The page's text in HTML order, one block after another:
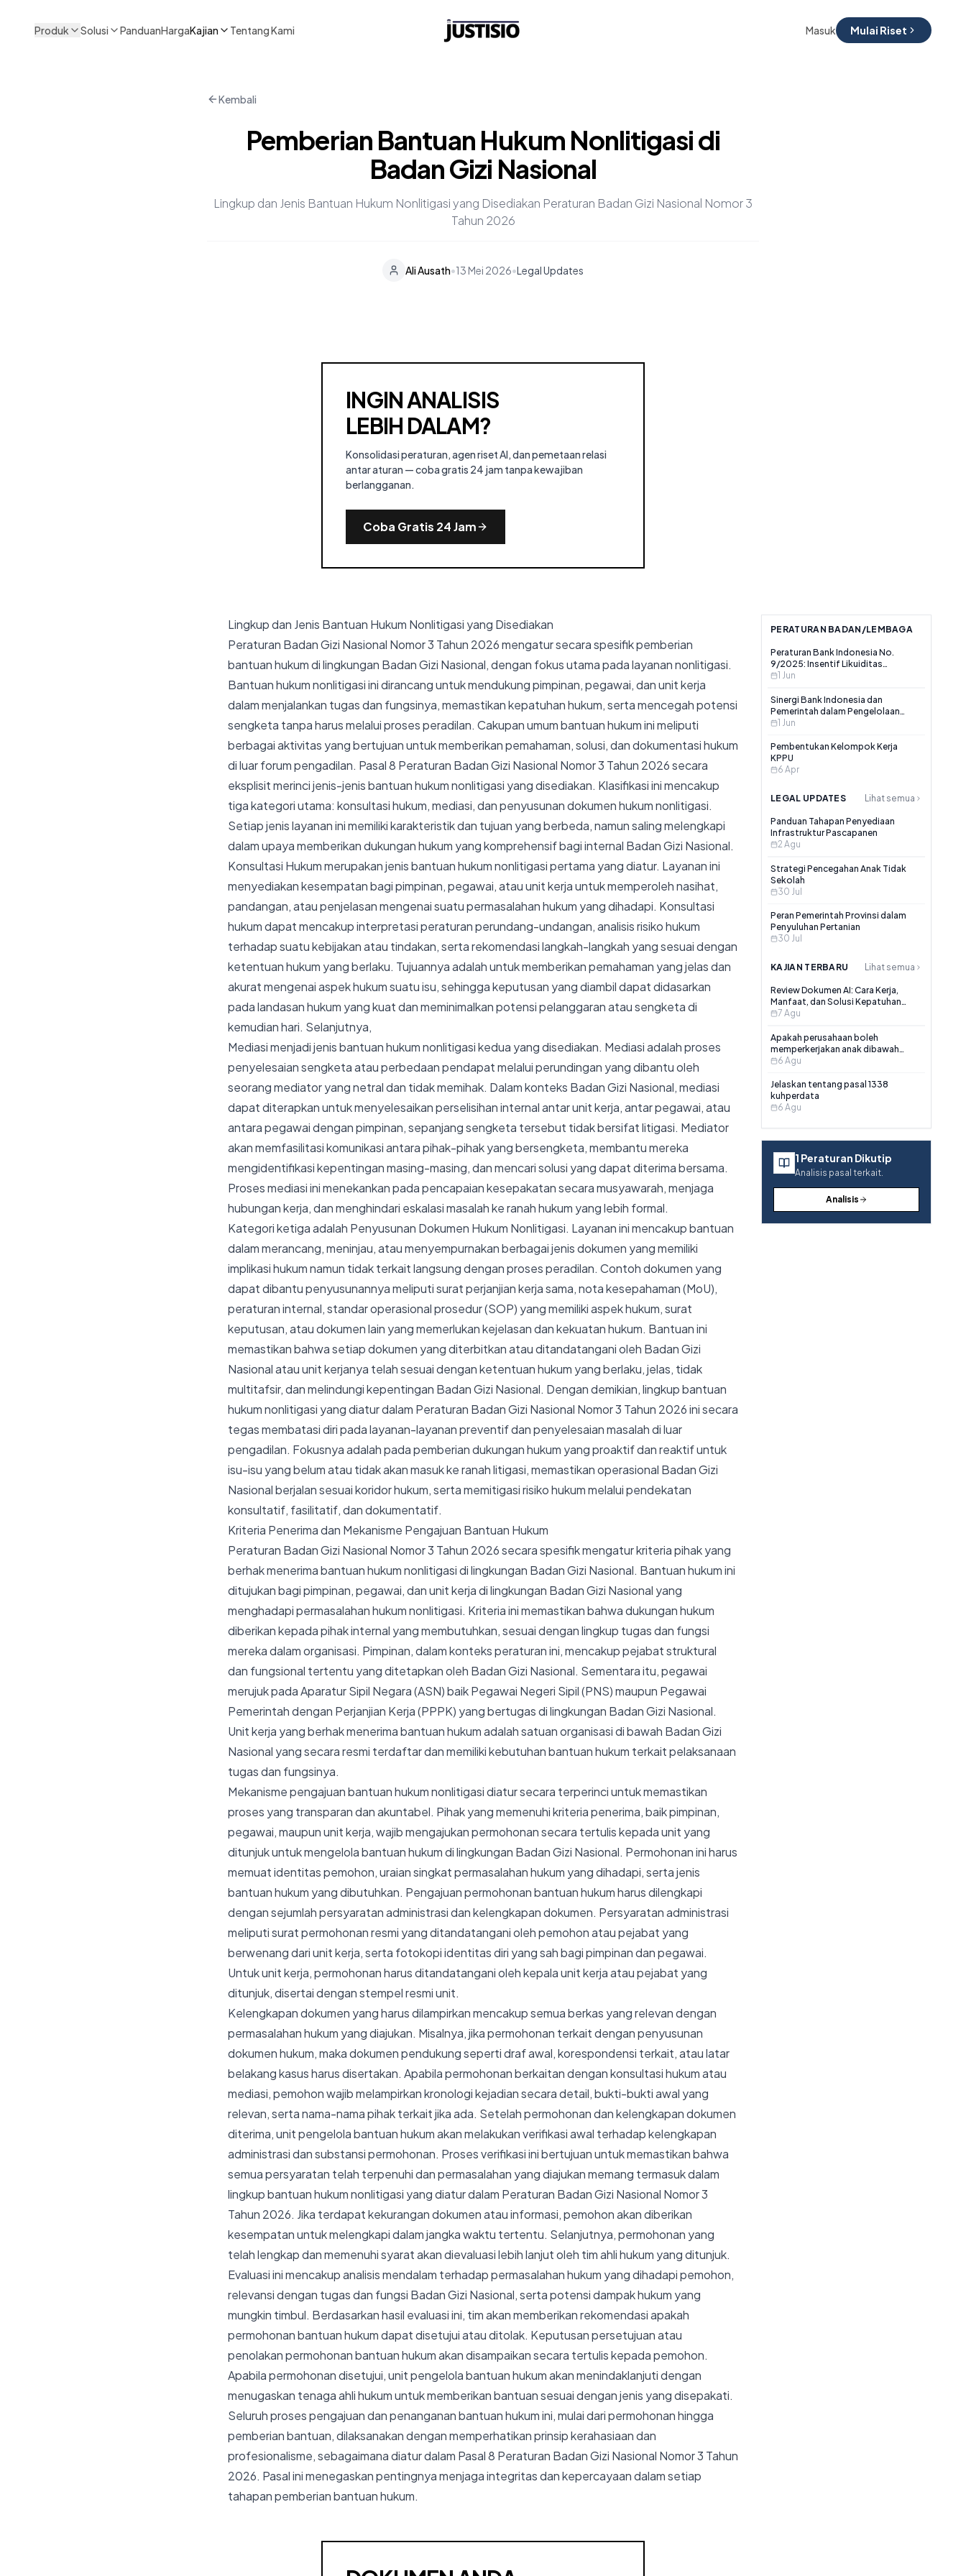
Produk Solusi PanduanHargaKajian Tentang Kami Masuk Mulai Riset
Kembali
Pemberian Bantuan Hukum Nonlitigasi di
Badan Gizi Nasional
Lingkup dan Jenis Bantuan Hukum Nonlitigasi yang Disediakan Peraturan Badan Gizi Nasional Nomor 3
Tahun 2026
Ali Ausath•13 Mei 2026•Legal Updates
INGIN ANALISIS
LEBIH DALAM?
Konsolidasi peraturan, agen riset AI, dan pemetaan relasi
antar aturan — coba gratis 24 jam tanpa kewajiban
berlangganan.
Coba Gratis 24 Jam
Lingkup dan Jenis Bantuan Hukum Nonlitigasi yang Disediakan
Peraturan Badan Gizi Nasional Nomor 3 Tahun 2026 mengatur secara spesifik pemberian
bantuan hukum di lingkungan Badan Gizi Nasional, dengan fokus utama pada layanan nonlitigasi.
Bantuan hukum nonlitigasi ini dirancang untuk mendukung pimpinan, pegawai, dan unit kerja
dalam menjalankan tugas dan fungsinya, memastikan kepatuhan hukum, serta mencegah potensi
sengketa tanpa harus melalui proses peradilan. Cakupan umum bantuan hukum ini meliputi
berbagai aktivitas yang bertujuan untuk memberikan pemahaman, solusi, dan dokumentasi hukum
di luar forum pengadilan. Pasal 8 Peraturan Badan Gizi Nasional Nomor 3 Tahun 2026 secara
eksplisit merinci jenis-jenis bantuan hukum nonlitigasi yang disediakan. Klasifikasi ini mencakup
tiga kategori utama: konsultasi hukum, mediasi, dan penyusunan dokumen hukum nonlitigasi.
Setiap jenis layanan ini memiliki karakteristik dan tujuan yang berbeda, namun saling melengkapi
dalam upaya memberikan dukungan hukum yang komprehensif bagi internal Badan Gizi Nasional.
Konsultasi Hukum merupakan jenis bantuan hukum nonlitigasi pertama yang diatur. Layanan ini
menyediakan kesempatan bagi pimpinan, pegawai, atau unit kerja untuk memperoleh nasihat,
pandangan, atau penjelasan mengenai suatu permasalahan hukum yang dihadapi. Konsultasi
hukum dapat mencakup interpretasi peraturan perundang-undangan, analisis risiko hukum
terhadap suatu kebijakan atau tindakan, serta rekomendasi langkah-langkah yang sesuai dengan
ketentuan hukum yang berlaku. Tujuannya adalah untuk memberikan pemahaman yang jelas dan
akurat mengenai aspek hukum suatu isu, sehingga keputusan yang diambil dapat didasarkan
pada landasan hukum yang kuat dan meminimalkan potensi pelanggaran atau sengketa di
kemudian hari. Selanjutnya,
Mediasi menjadi jenis bantuan hukum nonlitigasi kedua yang disediakan. Mediasi adalah proses
penyelesaian sengketa atau perbedaan pendapat melalui perundingan yang dibantu oleh
seorang mediator yang netral dan tidak memihak. Dalam konteks Badan Gizi Nasional, mediasi
dapat diterapkan untuk menyelesaikan perselisihan internal antar unit kerja, antar pegawai, atau
antara pegawai dengan pimpinan, sepanjang sengketa tersebut tidak bersifat litigasi. Mediator
akan memfasilitasi komunikasi antara pihak-pihak yang bersengketa, membantu mereka
mengidentifikasi kepentingan masing-masing, dan mencari solusi yang dapat diterima bersama.
Proses mediasi ini menekankan pada pencapaian kesepakatan secara musyawarah, menjaga
hubungan kerja, dan menghindari eskalasi masalah ke ranah hukum yang lebih formal.
Kategori ketiga adalah Penyusunan Dokumen Hukum Nonlitigasi. Layanan ini mencakup bantuan
dalam merancang, meninjau, atau menyempurnakan berbagai jenis dokumen yang memiliki
implikasi hukum namun tidak terkait langsung dengan proses peradilan. Contoh dokumen yang
dapat dibantu penyusunannya meliputi surat perjanjian kerja sama, nota kesepahaman (MoU),
peraturan internal, standar operasional prosedur (SOP) yang memiliki aspek hukum, surat
keputusan, atau dokumen lain yang memerlukan kejelasan dan kekuatan hukum. Bantuan ini
memastikan bahwa setiap dokumen yang diterbitkan atau ditandatangani oleh Badan Gizi
Nasional atau unit kerjanya telah sesuai dengan ketentuan hukum yang berlaku, jelas, tidak
multitafsir, dan melindungi kepentingan Badan Gizi Nasional. Dengan demikian, lingkup bantuan
hukum nonlitigasi yang diatur dalam Peraturan Badan Gizi Nasional Nomor 3 Tahun 2026 ini secara
tegas membatasi diri pada layanan-layanan preventif dan penyelesaian masalah di luar
pengadilan. Fokusnya adalah pada pemberian dukungan hukum yang proaktif dan reaktif untuk
isu-isu yang belum atau tidak akan masuk ke ranah litigasi, memastikan operasional Badan Gizi
Nasional berjalan sesuai koridor hukum, serta memitigasi risiko hukum melalui pendekatan
konsultatif, fasilitatif, dan dokumentatif.
Kriteria Penerima dan Mekanisme Pengajuan Bantuan Hukum
Peraturan Badan Gizi Nasional Nomor 3 Tahun 2026 secara spesifik mengatur kriteria pihak yang
berhak menerima bantuan hukum nonlitigasi di lingkungan Badan Gizi Nasional. Bantuan hukum ini
ditujukan bagi pimpinan, pegawai, dan unit kerja di lingkungan Badan Gizi Nasional yang
menghadapi permasalahan hukum nonlitigasi. Kriteria ini memastikan bahwa dukungan hukum
diberikan kepada pihak internal yang membutuhkan, sesuai dengan lingkup tugas dan fungsi
mereka dalam organisasi. Pimpinan, dalam konteks peraturan ini, mencakup pejabat struktural
dan fungsional tertentu yang ditetapkan oleh Badan Gizi Nasional. Sementara itu, pegawai
merujuk pada Aparatur Sipil Negara (ASN) baik Pegawai Negeri Sipil (PNS) maupun Pegawai
Pemerintah dengan Perjanjian Kerja (PPPK) yang bertugas di lingkungan Badan Gizi Nasional.
Unit kerja yang berhak menerima bantuan hukum adalah satuan organisasi di bawah Badan Gizi
Nasional yang secara resmi terdaftar dan memiliki kebutuhan bantuan hukum terkait pelaksanaan
tugas dan fungsinya.
Mekanisme pengajuan bantuan hukum nonlitigasi diatur secara terperinci untuk memastikan
proses yang transparan dan akuntabel. Pihak yang memenuhi kriteria penerima, baik pimpinan,
pegawai, maupun unit kerja, wajib mengajukan permohonan secara tertulis kepada unit yang
ditunjuk untuk mengelola bantuan hukum di lingkungan Badan Gizi Nasional. Permohonan ini harus
memuat identitas pemohon, uraian singkat permasalahan hukum yang dihadapi, serta jenis
bantuan hukum yang dibutuhkan. Pengajuan permohonan bantuan hukum harus dilengkapi
dengan sejumlah persyaratan administrasi dan kelengkapan dokumen. Persyaratan administrasi
meliputi surat permohonan resmi yang ditandatangani oleh pemohon atau pejabat yang
berwenang dari unit kerja, serta fotokopi identitas diri yang sah bagi pimpinan dan pegawai.
Untuk unit kerja, permohonan harus ditandatangani oleh kepala unit kerja atau pejabat yang
ditunjuk, disertai dengan stempel resmi unit.
Kelengkapan dokumen yang harus dilampirkan mencakup semua berkas yang relevan dengan
permasalahan hukum yang diajukan. Misalnya, jika permohonan terkait dengan penyusunan
dokumen hukum, maka dokumen pendukung seperti draf awal, korespondensi terkait, atau latar
belakang kasus harus disertakan. Apabila permohonan berkaitan dengan konsultasi hukum atau
mediasi, pemohon wajib melampirkan kronologi kejadian secara detail, bukti-bukti awal yang
relevan, serta nama-nama pihak terkait jika ada. Setelah permohonan dan kelengkapan dokumen
diterima, unit pengelola bantuan hukum akan melakukan verifikasi awal terhadap kelengkapan
administrasi dan substansi permohonan. Proses verifikasi ini bertujuan untuk memastikan bahwa
semua persyaratan telah terpenuhi dan permasalahan yang diajukan memang termasuk dalam
lingkup bantuan hukum nonlitigasi yang diatur dalam Peraturan Badan Gizi Nasional Nomor 3
Tahun 2026. Jika terdapat kekurangan dokumen atau informasi, pemohon akan diberikan
kesempatan untuk melengkapi dalam jangka waktu tertentu. Selanjutnya, permohonan yang
telah lengkap dan memenuhi syarat akan dievaluasi lebih lanjut oleh tim ahli hukum yang ditunjuk.
Evaluasi ini mencakup analisis mendalam terhadap permasalahan hukum yang dihadapi pemohon,
relevansi dengan tugas dan fungsi Badan Gizi Nasional, serta potensi dampak hukum yang
mungkin timbul. Berdasarkan hasil evaluasi ini, tim akan memberikan rekomendasi apakah
permohonan bantuan hukum dapat disetujui atau ditolak. Keputusan persetujuan atau
penolakan permohonan bantuan hukum akan disampaikan secara tertulis kepada pemohon.
Apabila permohonan disetujui, unit pengelola bantuan hukum akan menindaklanjuti dengan
menugaskan tenaga ahli hukum untuk memberikan bantuan sesuai dengan jenis yang disepakati.
Seluruh proses pengajuan dan penanganan bantuan hukum ini, mulai dari permohonan hingga
pemberian bantuan, dilaksanakan dengan memperhatikan prinsip kerahasiaan dan
profesionalisme, sebagaimana diatur dalam Pasal 8 Peraturan Badan Gizi Nasional Nomor 3 Tahun
2026. Pasal ini menegaskan pentingnya menjaga integritas dan kepercayaan dalam setiap
tahapan pemberian bantuan hukum.
PERATURAN BADAN/LEMBAGA
Peraturan Bank Indonesia No.
9/2025: Insentif Likuiditas
Makroprudensial untuk
Berkelanjutan
1 Jun
Sinergi Bank Indonesia dan
Pemerintah dalam Pengelolaan
Uang Rupiah: Perencanaan,
1 Jun
Pembentukan Kelompok Kerja
KPPU
6 Apr
LEGAL UPDATES Lihat semua
Panduan Tahapan Penyediaan
Infrastruktur Pascapanen
2 Agu
Strategi Pencegahan Anak Tidak
Sekolah
30 Jul
Peran Pemerintah Provinsi dalam
Penyuluhan Pertanian
30 Jul
KAJIAN TERBARU Lihat semua
Review Dokumen AI: Cara Kerja,
Manfaat, dan Solusi Kepatuhan
Hukum Terbaik
7 Agu
Apakah perusahaan boleh
memperkerjakan anak dibawah
umur?
6 Agu
Jelaskan tentang pasal 1338
kuhperdata
6 Agu
1 Peraturan Dikutip
Analisis pasal terkait.
Analisis